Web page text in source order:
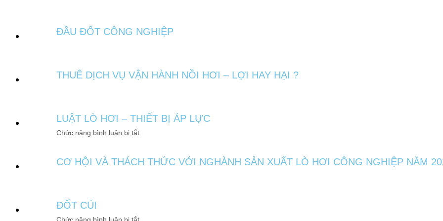
ĐẦU ĐỐT CÔNG NGHIỆP
THUÊ DỊCH VỤ VẬN HÀNH NỒI HƠI – LỢI HAY HẠI ?
LUẬT LÒ HƠI – THIẾT BỊ ÁP LỰC
Chức năng bình luận bị tắt
CƠ HỘI VÀ THÁCH THỨC VỚI NGHÀNH SẢN XUẤT LÒ HƠI CÔNG NGHIỆP NĂM
ĐỐT CỦI